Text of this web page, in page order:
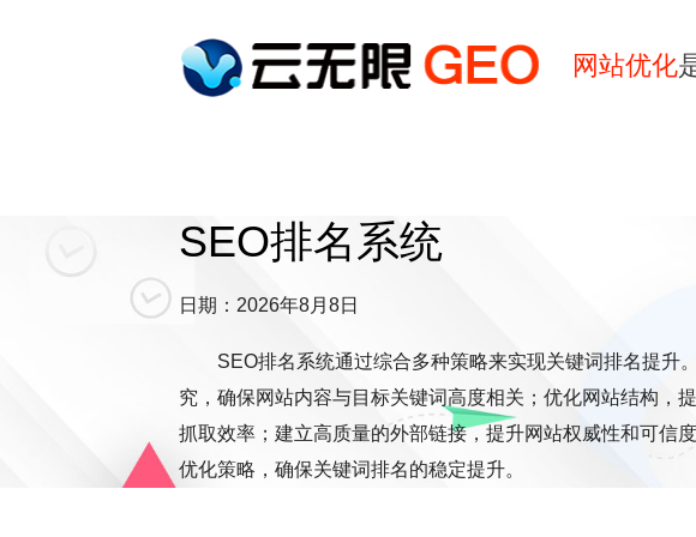
网站优化
SEO排名系统
日期：2026年8月8日
SEO排名系统通过综合多种策略来实现关键词排名提升
究，确保网站内容与目标关键词高度相关；优化网站结构，
抓取效率；建立高质量的外部链接，提升网站权威性和可信
优化策略，确保关键词排名的稳定提升。